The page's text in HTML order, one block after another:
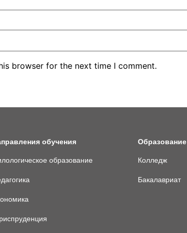
browser for the next time I comment.
обучения
образование
Образование
Колледж
Бакалавриат